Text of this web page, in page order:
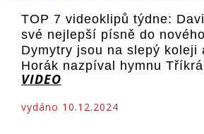
TOP 7 videoklipů týdne:
své nejlepší písně do
Dymytry jsou na slepý koleji
Horák nazpíval hymnu
VIDEO
vydáno 10.12.2024